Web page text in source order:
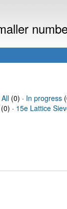
All(0) · In progress
(0) · 15e Lattice